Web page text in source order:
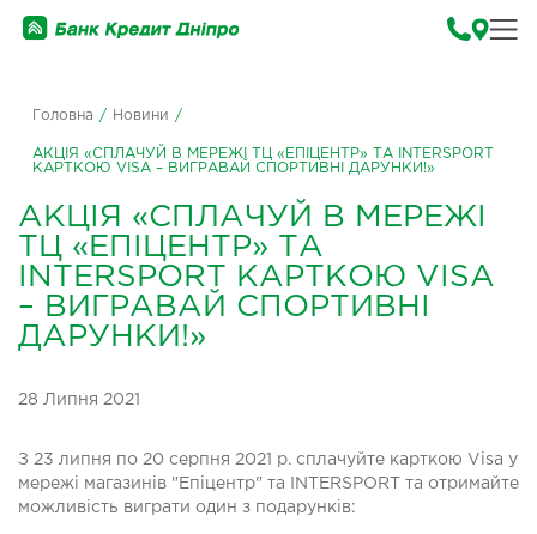
Головна / Новини /
АКЦІЯ «СПЛАЧУЙ В МЕРЕЖІ ТЦ «ЕПІЦЕНТР» ТА INTERSPORT
КАРТКОЮ VISA – ВИГРАВАЙ СПОРТИВНІ ДАРУНКИ!»
АКЦІЯ «СПЛАЧУЙ В МЕРЕЖІ
ТЦ «ЕПІЦЕНТР» ТА
INTERSPORT КАРТКОЮ VISA
– ВИГРАВАЙ СПОРТИВНІ
ДАРУНКИ!»
28 Липня 2021
З 23 липня по 20 серпня 2021 р. сплачуйте карткою Visa у
мережі магазинів "Епіцентр" та INTERSPORT та отримайте
можливість виграти один з подарунків: